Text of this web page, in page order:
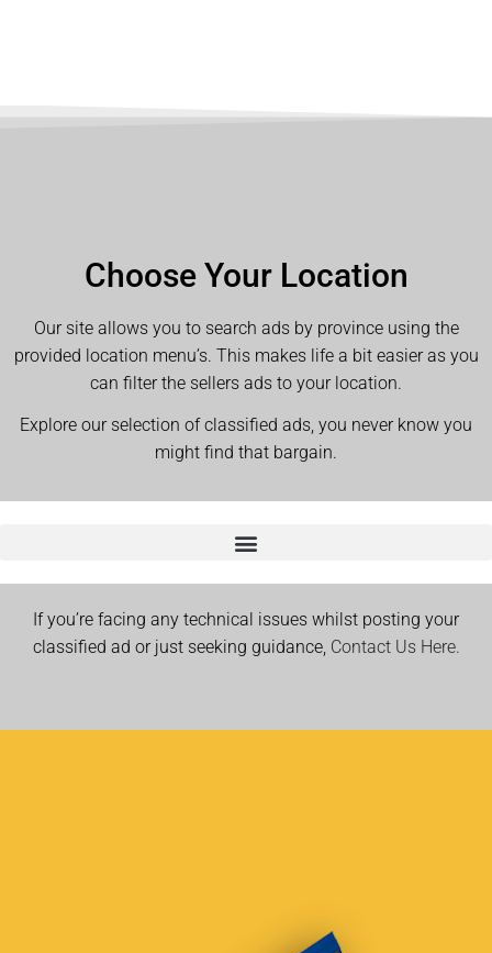
Choose Your Location
Our site allows you to search ads by province using the
provided location menu’s. This makes life a bit easier as you
can filter the sellers ads to your location.
Explore our selection of classified ads, you never know you
might find that bargain.
If you’re facing any technical issues whilst posting your
classified ad or just seeking guidance, Contact Us Here.